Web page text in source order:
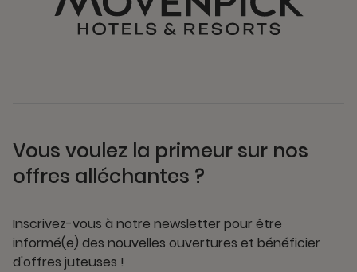
Vous voulez la primeur sur nos
offres alléchantes ?
Inscrivez-vous à notre newsletter pour être
informé(e) des nouvelles ouvertures et bénéficier
d'offres juteuses !